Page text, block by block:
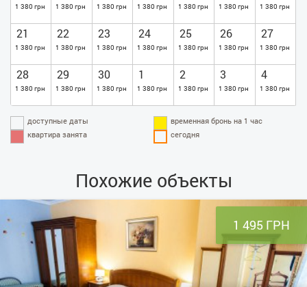
1 380 грн 1 380 грн 1 380 грн 1 380 грн 1 380 грн 1 380 грн 1 380 грн
21
1 380 грн
22
1 380 грн
23
1 380 грн
24
1 380 грн
25
1 380 грн
26
1 380 грн
27
1 380 грн
28
1 380 грн
29
1 380 грн
30
1 380 грн
1
1 380 грн
2
1 380 грн
3
1 380 грн
4
1 380 грн
доступные даты
временная бронь на 1 час
квартира занята
сегодня
Похожие объекты
1 495 ГРН